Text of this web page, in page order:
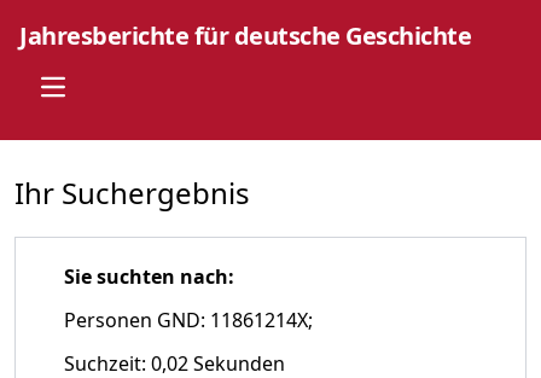
Jahresberichte für deutsche Geschichte
Open main menu
Ihr Suchergebnis
Sie suchten nach:
Personen GND: 11861214X;
Suchzeit: 0,02 Sekunden